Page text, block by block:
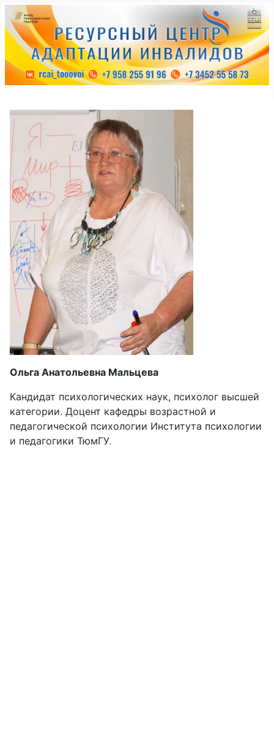
Ольга Анатольевна Мальцева
Кандидат психологических наук, психолог высшей
категории. Доцент кафедры возрастной и
педагогической психологии Института психологии
и педагогики ТюмГУ.